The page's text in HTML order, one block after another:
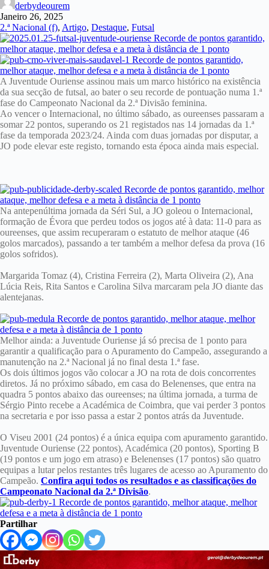
derbydeourem
Janeiro 26, 2025
2.ª Nacional (f), Artigo, Destaque, Futsal
A Juventude Ouriense assinou mais um marco histórico na existência
da sua secção de futsal, ao bater o seu recorde de pontuação numa 1.ª
fase do Campeonato Nacional da 2.ª Divisão feminina.
Ao vencer o Internacional, no último sábado, as oureenses passaram a
somar 22 pontos, superando os 21 registados nas 14 jornadas da 1.ª
fase da temporada 2023/24. Ainda com duas jornadas por disputar, a
JO pode elevar este registo, tornando esta época ainda mais especial.
Na antepenúltima jornada da Séri Sul, a JO goleou o Internacional,
formação de Évora que perdeu todos os jogos até à data: 11-0 para as
oureenses, que assim recuperaram o estatuto de melhor ataque (46
golos marcados), passando a ter também a melhor defesa da prova (16
golos sofridos).
Margarida Tomaz (4), Cristina Ferreira (2), Marta Oliveira (2), Ana
Lúcia Reis, Rita Santos e Carolina Silva marcaram pela JO diante das
alentejanas.
Melhor ainda: a Juventude Ouriense já só precisa de 1 ponto para
garantir a qualificação para o Apuramento do Campeão, assegurando a
manutenção na 2.ª Nacional já no final desta 1.ª fase.
Os dois últimos jogos vão colocar a JO na rota de dois concorrentes
diretos. Já no próximo sábado, em casa do Belenenses, que entra na
quadra 5 pontos abaixo das oureenses; na última jornada, a turma de
Sérgio Pinto recebe a Académica de Coimbra, que vai perder 3 pontos
na secretaria e por isso passa a estar 2 pontos atrás da Juventude.
O Viseu 2001 (24 pontos) é a única equipa com apuramento garantido.
Juventude Ouriense (22 pontos), Académica (20 pontos), Sporting B
(19 pontos e um jogo em atraso) e Belenenses (17 pontos) são quatro
equipas a lutar pelos restantes três lugares de acesso ao Apuramento do
Campeão. Confira aqui todos os resultados e as classificações do
Campeonato Nacional da 2.ª Divisão.
Partilhar